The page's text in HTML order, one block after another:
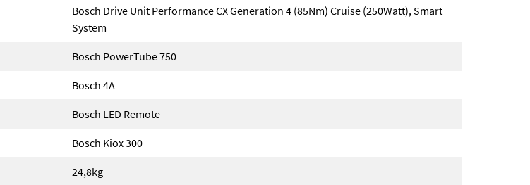
Bosch Drive Unit Performance CX Generation 4 (85Nm) Cruise (250Watt), Smart
System
Bosch PowerTube 750
Bosch 4A
Bosch LED Remote
Bosch Kiox 300
24,8kg